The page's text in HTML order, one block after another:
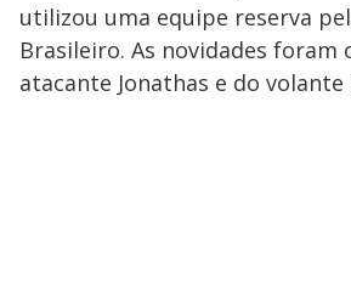
utilizou uma equipe reserva
Brasileiro. As novidades foram
atacante Jonathas e do volante